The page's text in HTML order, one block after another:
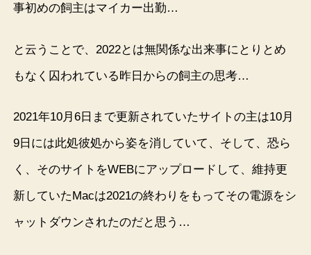
事初めの飼主はマイカー出勤…
と云うことで、2022とは無関係な出来事にとりとめ
もなく囚われている昨日からの飼主の思考…
2021年10月6日まで更新されていたサイトの主は10月
9日には此処彼処から姿を消していて、そして、恐ら
く、そのサイトをWEBにアップロードして、維持更
新していたMacは2021の終わりをもってその電源をシ
ャットダウンされたのだと思う…